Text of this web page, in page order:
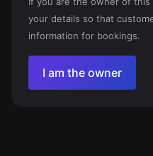
your details so that
information for bookings.
I am the owner